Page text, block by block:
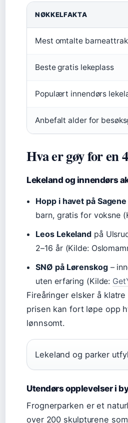
NØKKELFAKTA
Mest omtalte
Beste gratis lekeplass
Populært innendørs
Anbefalt alder for
Hva er gøy for en
Lekeland og innendørs
Hopp i havet på Sagene
barn, gratis for voksne
Leos Lekeland på
2–16 år (Kilde:
SNØ på Lørenskog–
uten erfaring (Kilde:
Fireåringer elsker å
prisen kan fort løpe opp
lønnsomt.
Lekeland og parker
Utendørs opplevelser i
Frognerparken er et
over 200 skulpturene